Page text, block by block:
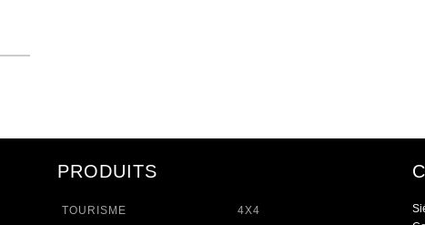
PRODUITS
TOURISME 4X4